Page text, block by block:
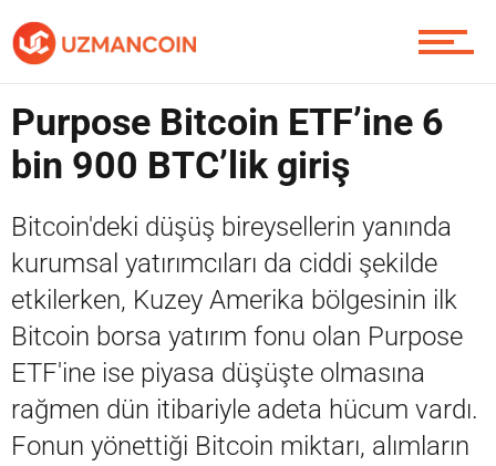
Piyasa
Soru Sor
Contact / İletişim
Purpose Bitcoin ETF’ine 6
bin 900 BTC’lik giriş
Bitcoin'deki düşüş bireysellerin yanında
kurumsal yatırımcıları da ciddi şekilde
etkilerken, Kuzey Amerika bölgesinin ilk
Bitcoin borsa yatırım fonu olan Purpose
ETF'ine ise piyasa düşüşte olmasına
rağmen dün itibariyle adeta hücum vardı.
Fonun yönettiği Bitcoin miktarı, alımların